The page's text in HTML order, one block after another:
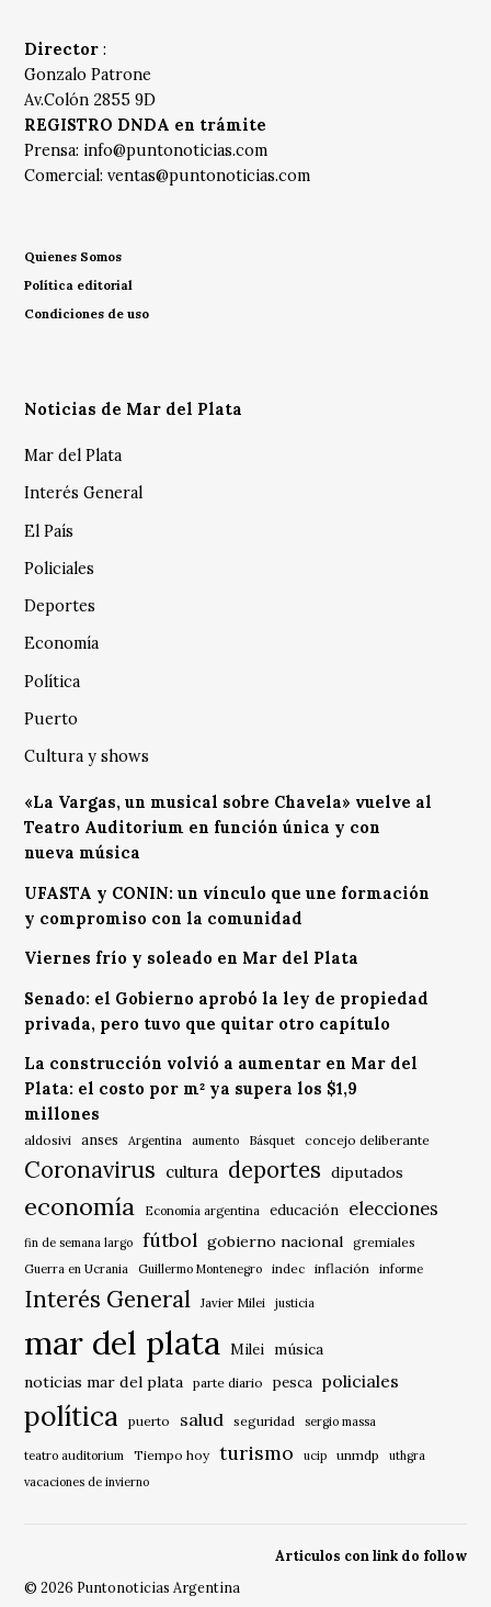
Director :
Gonzalo Patrone
Av.Colón 2855 9D
REGISTRO DNDA en trámite
Prensa: info@puntonoticias.com
Comercial:ventas@puntonoticias.com
Quienes Somos
Política editorial
Condiciones de uso
Noticias de Mar del Plata
Mar del Plata
Interés General
El País
Policiales
Deportes
Economía
Política
Puerto
Cultura y shows
«La Vargas, un musical sobre Chavela» vuelve al
Teatro Auditorium en función única y con
nueva música
UFASTA y CONIN: un vínculo que une formación
y compromiso con la comunidad
Viernes frío y soleado en Mar del Plata
Senado: el Gobierno aprobó la ley de propiedad
privada, pero tuvo que quitar otro capítulo
La construcción volvió a aumentar en Mar del
Plata: el costo por m² ya supera los $1,9
millones
aldosivi anses Argentina aumento Básquet concejo deliberante
Coronavirus cultura deportes diputados
economía Economía argentina educación elecciones
fin de semana largo fútbol gobierno nacional gremiales
Guerra en Ucrania Guillermo Montenegro indec inflación informe
Interés General Javier Milei justicia
mar del plata Milei música
noticias mar del plata
parte diario pesca policiales
política puerto salud seguridad sergio massa
teatro auditorium Tiempo hoy turismo ucip unmdp
uthgra
vacaciones de invierno
Articulos con link do follow
© 2026 Puntonoticias Argentina